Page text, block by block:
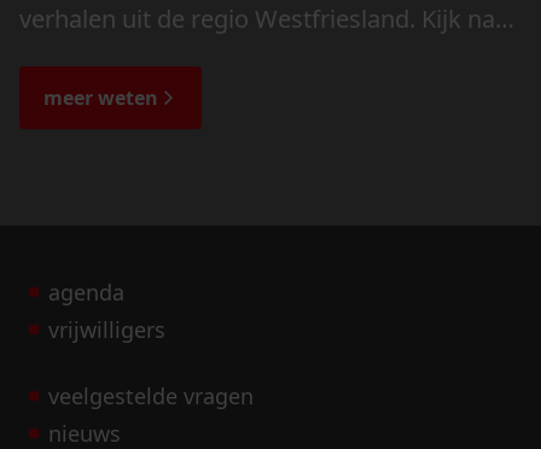
verhalen uit de regio Westfriesland. Kijk naar
de bijzondere verhalen.
meer weten
agenda
vrijwilligers
veelgestelde vragen
nieuws